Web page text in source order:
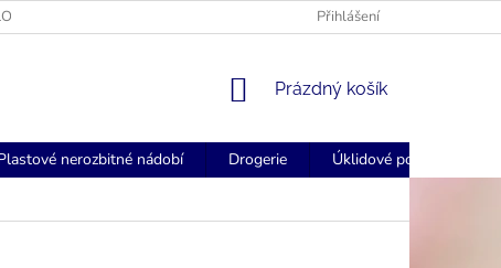
UBROUSKY - FORSTCZ FORSTCZ DOPRAVA ZDARMA
Přihlášení
NÁKUPNÍ
Prázdný košík
nerozbitné nádobí Drogerie
Úklidové pomůcky